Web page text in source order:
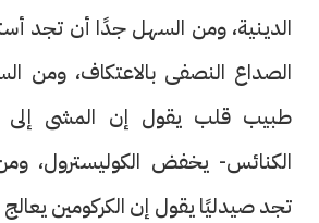
الدينية، ومن السهل جدًا أن تجد
الصداع النصفى بالاعتكاف، ومن
طبيب قلب يقول إن المشى إلى
الكنائس- يخفض الكوليسترول،
تجد صيدليًا يقول إن الكركومين